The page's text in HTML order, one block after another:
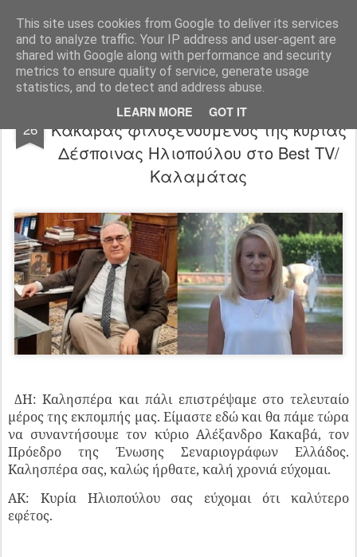
This site uses cookies from Google to deliver its services
and to analyze traffic. Your IP address and user-agent are
shared with Google along with performance and security
metrics to ensure quality of service, generate usage
statistics, and to detect and address abuse.
LEARN MORE GOT IT
"Ερασιτέχνες Άνθρωποι"
Blog Info DreamCity Φιλικά Sites
26
Ο Πρόεδρος της Ε.Σ.Ε Αλέξανδρος
Κακαβάς φιλοξενούμενος της κυρίας
Δέσποινας Ηλιοπούλου στο Best TV/
Καλαμάτας
ΔΗ: Καλησπέρα και πάλι επιστρέψαμε στο τελευταίο
μέρος της εκπομπής μας. Είμαστε εδώ και θα πάμε τώρα
να συναντήσουμε τον κύριο Αλέξανδρο Κακαβά, τον
Πρόεδρο της Ένωσης Σεναριογράφων Ελλάδος.
Καλησπέρα σας, καλώς ήρθατε, καλή χρονιά εύχομαι.
ΑΚ: Κυρία Ηλιοπούλου σας εύχομαι ότι καλύτερο
εφέτος.